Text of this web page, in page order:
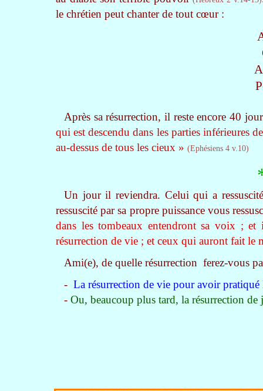
le chrétien peut chanter de tout cœur :
Après sa résurrection, il reste encore 40
qui est descendu dans les parties inférieures
au-dessus de tous les cieux » (Ephésiens 4 v.10)
Un jour il reviendra. Celui qui a
ressuscité par sa propre puissance vous
dans les tombeaux entendront sa voix ;
résurrection de vie ; et ceux qui auront fait le
Ami(e), de quelle résurrection ferez-vous
- La résurrection de vie pour avoir pratiqué
- Ou, beaucoup plus tard, la résurrection